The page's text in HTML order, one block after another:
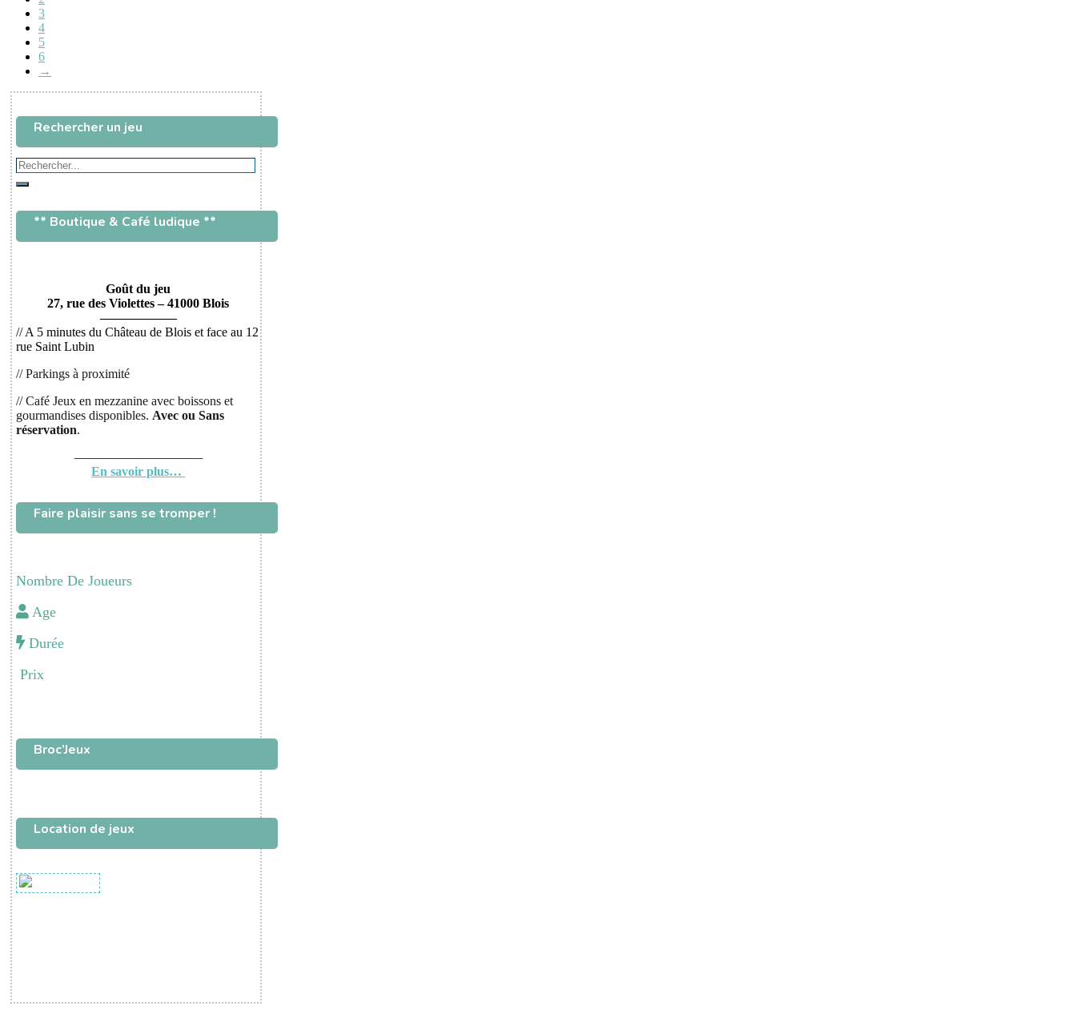
3
4
5
6
→
Rechercher un jeu
Rechercher...
Rechercher
** Boutique & Café ludique **
Goût du jeu
27, rue des Violettes – 41000 Blois
——————
// A 5 minutes du Château de Blois et face au 12
rue Saint Lubin
// Parkings à proximité
// Café Jeux en mezzanine avec boissons et
gourmandises disponibles. Avec ou Sans
réservation.
——————————
En savoir plus…
Faire plaisir sans se tromper !
Nombre De Joueurs
Age
Durée
Prix
Broc’Jeux
Location de jeux